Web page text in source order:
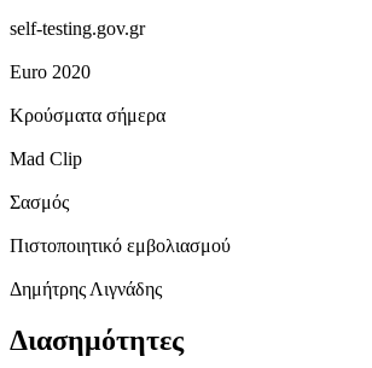
self-testing.gov.gr
Euro 2020
Κρούσματα σήμερα
Mad Clip
Σασμός
Πιστοποιητικό εμβολιασμού
Δημήτρης Λιγνάδης
Διασημότητες